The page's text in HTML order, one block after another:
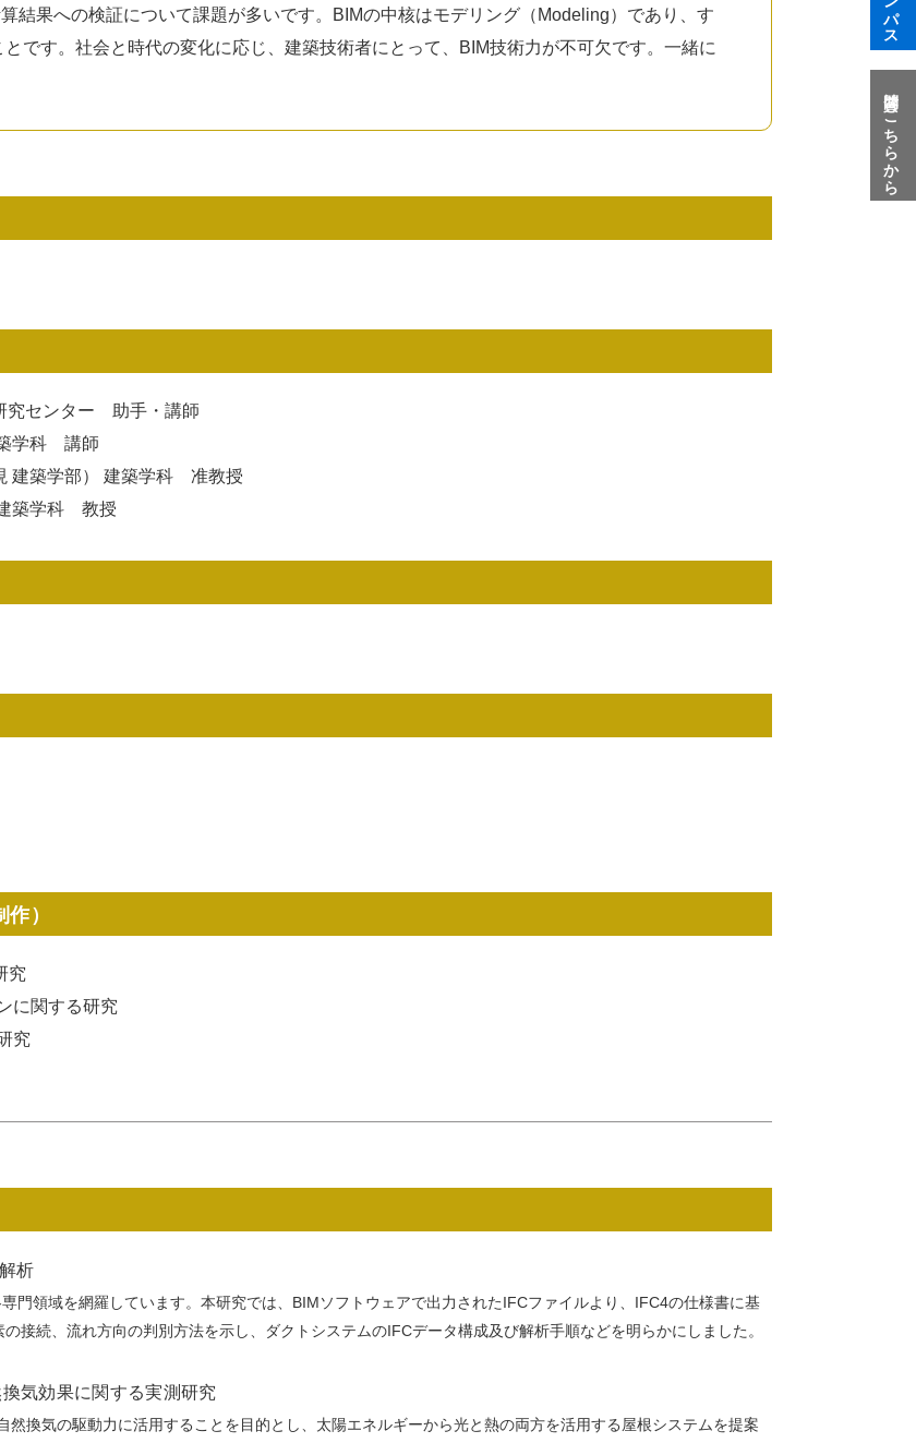
結果への検証について課題が多いです。BIMの中核はモデリング（Modeling）であり、す
です。社会と時代の変化に応じ、建築技術者にとって、BIM技術力が不可欠です。一緒に
究センター 助手・講師
学科 講師
建築学部） 建築学科 准教授
築学科 教授
）
究
に関する研究
究
析
門領域を網羅しています。本研究では、BIMソフトウェアで出力されたIFCファイルより、IFC4の仕様書に基
接続、流れ方向の判別方法を示し、ダクトシステムのIFCデータ構成及び解析手順などを明らかにしました。
気効果に関する実測研究
換気の駆動力に活用することを目的とし、太陽エネルギーから光と熱の両方を活用する屋根システムを提案
質問はこちらから